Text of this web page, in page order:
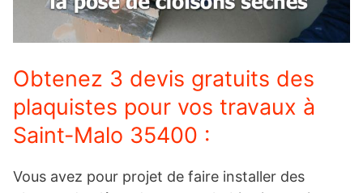
Obtenez 3 devis gratuits des
plaquistes pour vos travaux à
Saint-Malo 35400 :
Vous avez pour projet de faire installer des